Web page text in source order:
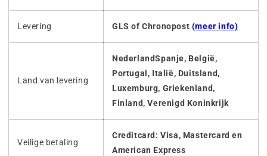
Levering GLS of Chronopost (meer info)
Land van levering
NederlandSpanje, België,
Portugal, Italië, Duitsland,
Luxemburg, Griekenland,
Finland, Verenigd Koninkrijk
Veilige betaling
Creditcard: Visa, Mastercard en
American Express